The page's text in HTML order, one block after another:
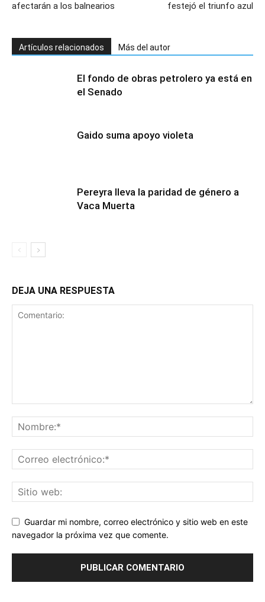
afectarán a los balnearios
festejó el triunfo azul
Artículos relacionados Más del autor
El fondo de obras petrolero ya está en
el Senado
Gaido suma apoyo violeta
Pereyra lleva la paridad de género a
Vaca Muerta
DEJA UNA RESPUESTA
Guardar mi nombre, correo electrónico y sitio web en este
navegador la próxima vez que comente.